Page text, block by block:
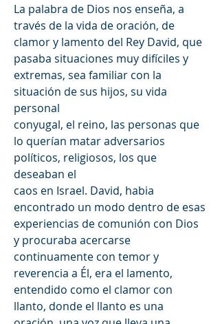
La palabra de Dios nos enseña, a
través de la vida de oración, de
clamor y lamento del Rey David, que
pasaba situaciones muy difíciles y
extremas, sea familiar con la
situación de sus hijos, su vida
personal
conyugal, el reino, las personas que
lo querían matar adversarios
políticos, religiosos, los que
deseaban el
caos en Israel. David, habia
encontrado un modo dentro de esas
experiencias de comunión con Dios
y procuraba acercarse
continuamente con temor y
reverencia a Él, era el lamento,
entendido como el clamor con
llanto, donde el llanto es una